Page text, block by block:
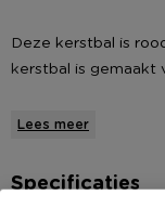
Deze kerstbal is
kerstbal is gemaakt
Kerstbal rood met
* Kleur: rood
Lees meer
Specificaties